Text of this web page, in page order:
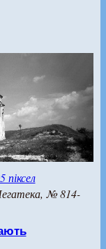
піксел
№ 814-